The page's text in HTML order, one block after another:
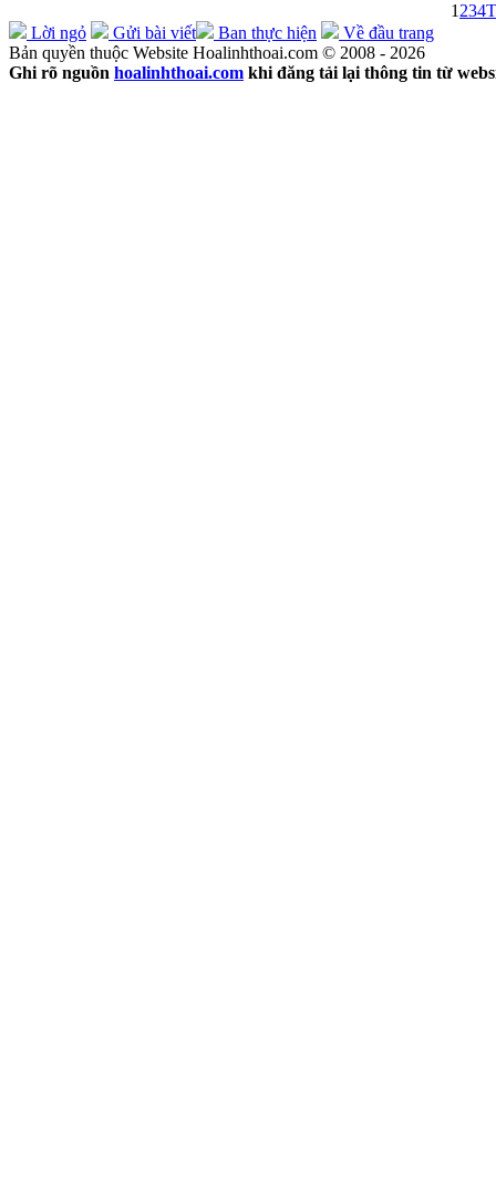
1 234
Lời ngỏ
Gửi bài viết Ban thực hiện
Về đầu trang
Bản quyền thuộc Website Hoalinhthoai.com © 2008 - 2026
Ghi rõ nguồn hoalinhthoai.com khi đăng tải lại thông tin từ